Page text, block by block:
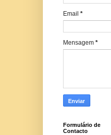
Email *
Mensagem *
Formulário de
Contacto